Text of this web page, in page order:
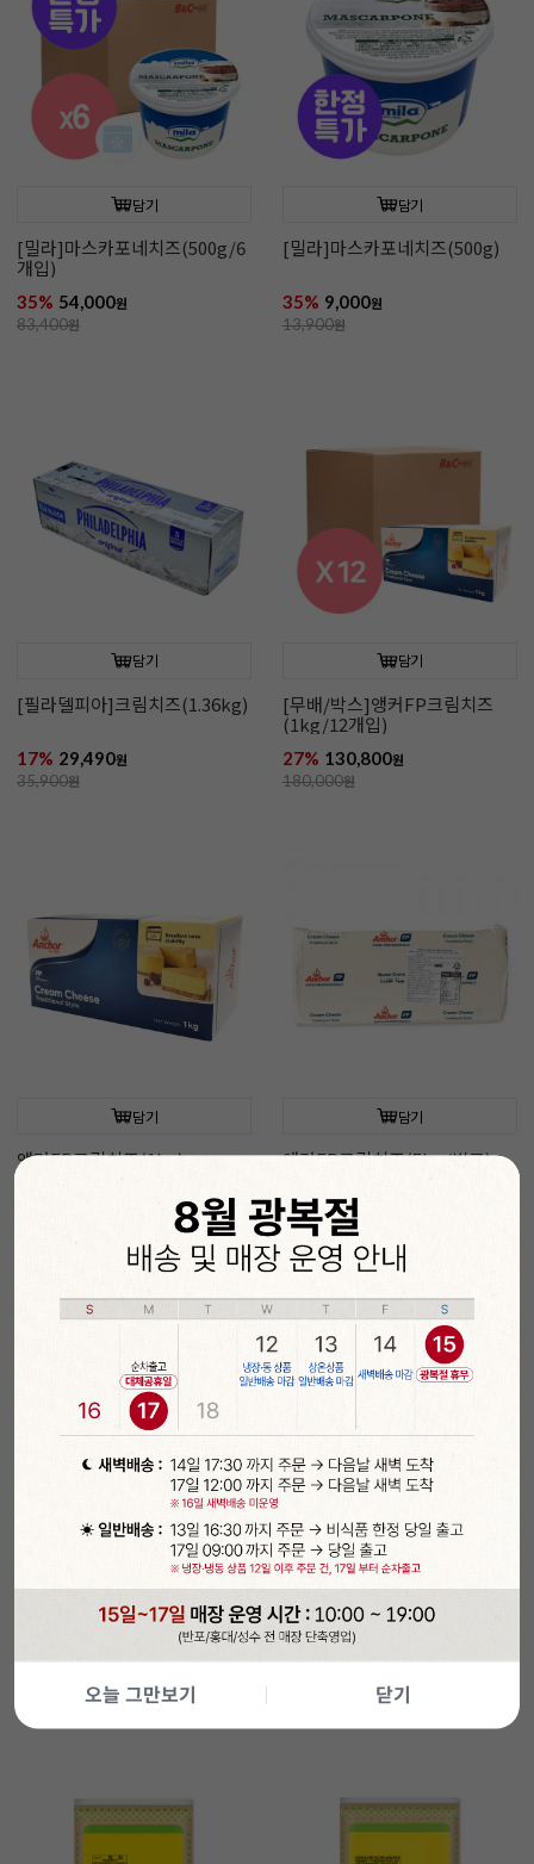
오늘 그만보기 닫기
담기
[밀라]마스카포네치즈(500g/6
개입)
35% 54,000원
83,400원
담기
[밀라]마스카포네치즈(500g)
35% 9,000원
13,900원
담기
[필라델피아]크림치즈(1.36kg)
17% 29,490원
35,900원
담기
[무배/박스]앵커FP크림치즈
(1kg/12개입)
27% 130,800원
180,000원
담기
앵커FP크림치즈(1kg)
담기
앵커FP크림치즈(5kg/벌크)
10% 53,900
59,900원
[무배/박스]앵커FP 쉐프스 휘핑
크림(1L/12개입/동물성/유크림
99.98%)
원
담기
앵커FP 쉐프스 휘핑크림1L (유
크림 99.98%/무가당/동물성)